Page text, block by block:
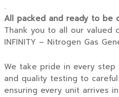
.
All packed and ready to be
Thank you to all our valued
INFINITY – Nitrogen Gas
We take pride in every step
and quality testing to
ensuring every unit arrives